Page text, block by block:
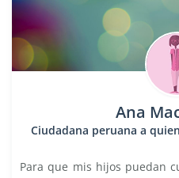
Ana
Ciudadana peruana a
Para que mis hijos puedan